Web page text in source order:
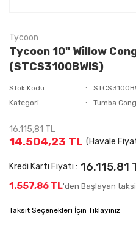
Tycoon
Tycoon 10'' Willow
(STCS3100BWIS)
Stok Kodu
Kategori
Tumba
16.115,81 TL
14.504,23 TL (Havale
Kredi Kartı Fiyatı : 16.115,81
1.557,86 TL'den Başlayan
Taksit Seçenekleri İçin Tıklayınız